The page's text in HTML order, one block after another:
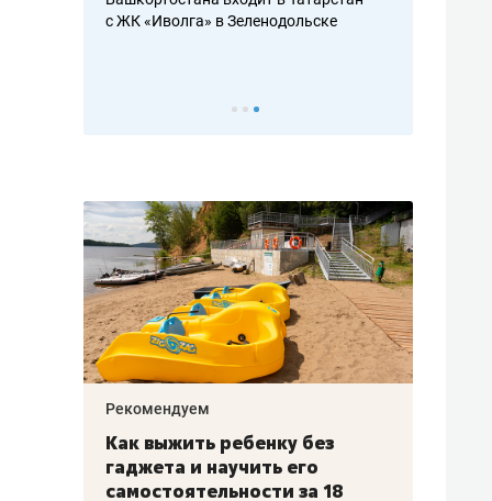
с ЖК «Иволга» в Зеленодольске
Рекомендуем
Как выжить ребенку без
гаджета и научить его
самостоятельности за 18